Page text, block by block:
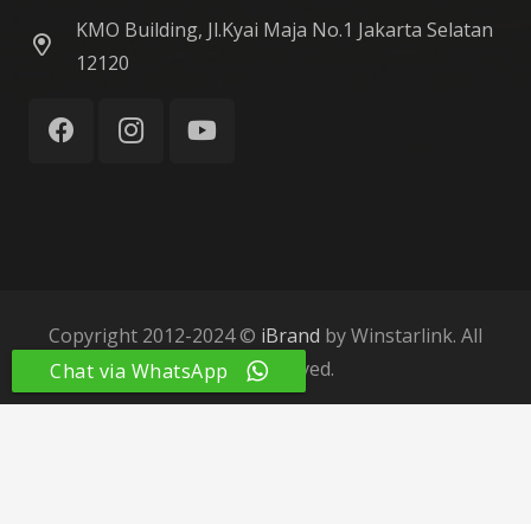
KMO Building, Jl.Kyai Maja No.1 Jakarta Selatan
12120
Copyright 2012-2024 © iBrand by Winstarlink. All
Right Reserved.
Chat via WhatsApp